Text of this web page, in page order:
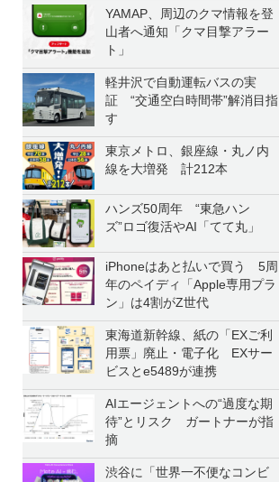
YAMAP、周辺のクマ情報を登
山者へ通知「クマ目撃アラー
ト」
軽井沢で自動運転バスの実
証 “交通空白時間帯”解消目指
す
東京メトロ、銀座線・丸ノ内
線を大増発 計212本
ハンズ50周年 “東急ハン
ズ”ロゴ復活やAI「てて丸」
iPhoneはあと払いで買う 5周
年のペイディ「Apple専用プラ
ン」は4割がZ世代
東海道新幹線、紙の「EXご利
用票」廃止・電子化 EXサー
ビスとe5489が連携
AIエージェントへの“過度な期
待”とリスク ガートナーが指
摘
渋谷に「世界一不便なコンビ